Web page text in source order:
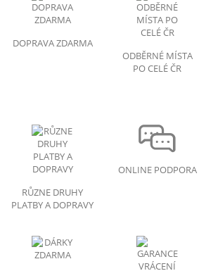
DOPRAVA ZDARMA
ODBĚRNÉ MÍSTA
PO CELÉ ČR
RŮZNE DRUHY
PLATBY A DOPRAVY
ONLINE PODPORA